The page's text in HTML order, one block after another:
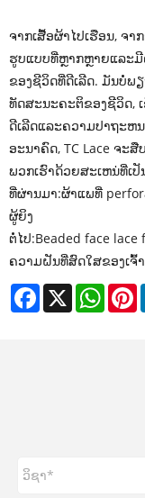
ຈາກເສື້ອຜ້າໄປເຮືອນ, ຈາ
ຮູບແບບທີ່ຫຼາກຫຼາຍແລະ
ຂອງຊີວິດທີ່ດີເລີດ. ມັນບໍ່ພ
ທັດສະນະຄະຕິຂອງຊີວິດ,
ດີເລີດແລະຄວາມປາຖະຫ
ອະນາຄົດ, TC Lace ຈະ
ພວກເຮົາດ້ວຍສະເຫນ່ທີ່ເປັ
ທີ່ຜ່ານມາ:ຜ້າແພທີ່
ຜູ້ຍິງ
ຕໍ່ໄປ:Beaded face
ຄວາມຝັນທີ່ສົດໃສຂອງເຈົ້
Facebook
X